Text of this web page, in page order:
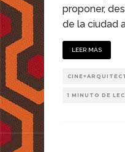
proponer,
de la ciudad
LEER MÁS
1 MINUTO DE